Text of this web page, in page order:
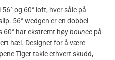
56° og 60° loft, hver såle på
56° wedgen er en dobbel
60° har ekstremt høybounce på
hæl. Designet for å være
Tiger takle ethvert skudd,